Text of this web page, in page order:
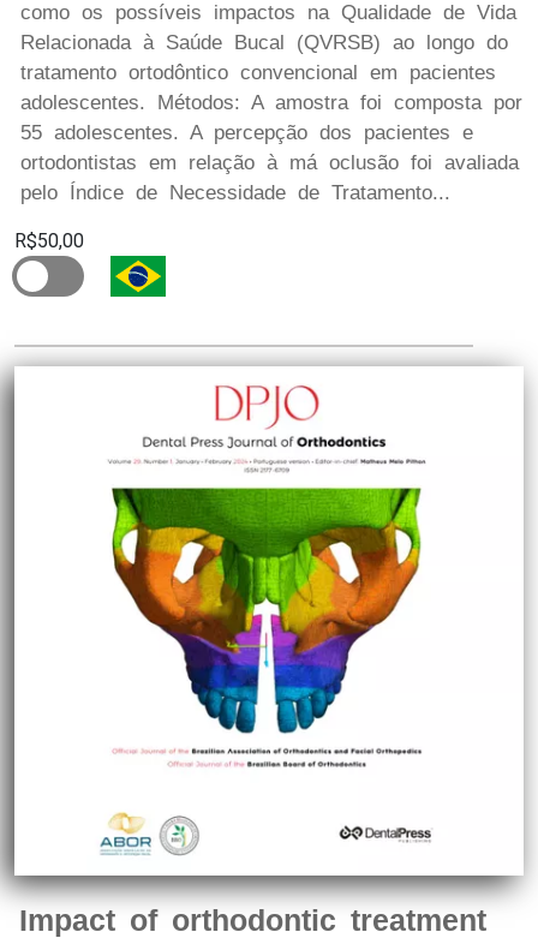
como os possíveis impactos na Qualidade de Vida
Relacionada à Saúde Bucal (QVRSB) ao longo do
tratamento ortodôntico convencional em pacientes
adolescentes. Métodos: A amostra foi composta por
55 adolescentes. A percepção dos pacientes e
ortodontistas em relação à má oclusão foi avaliada
pelo Índice de Necessidade de Tratamento...
R$50,00
Impact of orthodontic treatment